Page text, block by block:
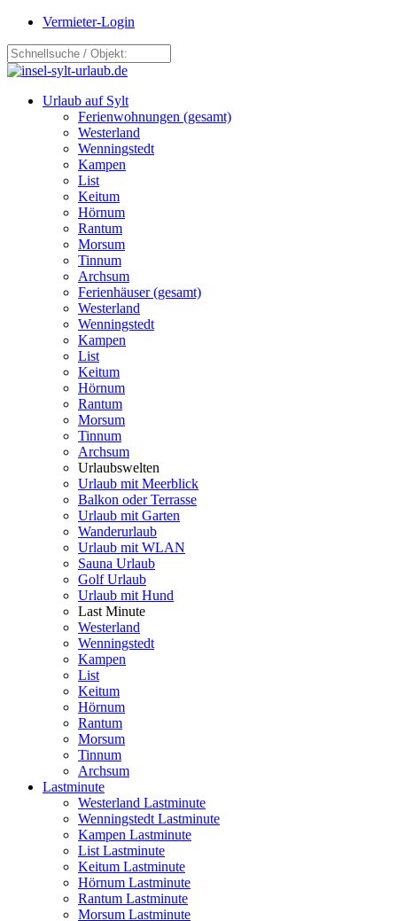
Vermieter-Login
Urlaub auf Sylt
Ferienwohnungen (gesamt)
Westerland
Wenningstedt
Kampen
List
Keitum
Hörnum
Rantum
Morsum
Tinnum
Archsum
Ferienhäuser (gesamt)
Westerland
Wenningstedt
Kampen
List
Keitum
Hörnum
Rantum
Morsum
Tinnum
Archsum
Urlaubswelten
Urlaub mit Meerblick
Balkon oder Terrasse
Urlaub mit Garten
Wanderurlaub
Urlaub mit WLAN
Sauna Urlaub
Golf Urlaub
Urlaub mit Hund
Last Minute
Westerland
Wenningstedt
Kampen
List
Keitum
Hörnum
Rantum
Morsum
Tinnum
Archsum
Lastminute
Westerland Lastminute
Wenningstedt Lastminute
Kampen Lastminute
List Lastminute
Keitum Lastminute
Hörnum Lastminute
Rantum Lastminute
Morsum Lastminute